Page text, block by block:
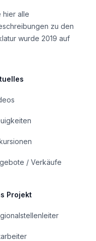
hier alle
zu den
wurde 2019 auf
/ Verkäufe
Projekt